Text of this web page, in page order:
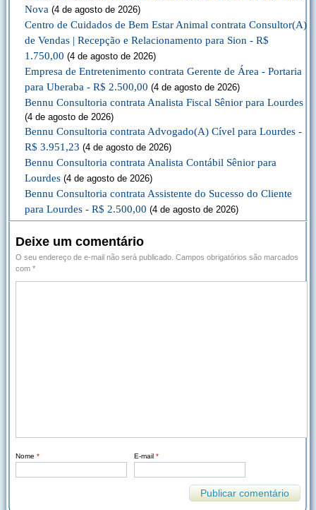
Nova (4 de agosto de 2026)
Centro de Cuidados de Bem Estar Animal contrata Consultor(A)
de Vendas | Recepção e Relacionamento para Sion - R$
1.750,00 (4 de agosto de 2026)
Empresa de Entretenimento contrata Gerente de Área - Portaria
para Uberaba - R$ 2.500,00 (4 de agosto de 2026)
Bennu Consultoria contrata Analista Fiscal Sênior para Lourdes
(4 de agosto de 2026)
Bennu Consultoria contrata Advogado(A) Cível para Lourdes -
R$ 3.951,23 (4 de agosto de 2026)
Bennu Consultoria contrata Analista Contábil Sênior para
Lourdes (4 de agosto de 2026)
Bennu Consultoria contrata Assistente do Sucesso do Cliente
para Lourdes - R$ 2.500,00 (4 de agosto de 2026)
Deixe um comentário
O seu endereço de e-mail não será publicado. Campos obrigatórios são marcados
com *
Nome * E-mail *